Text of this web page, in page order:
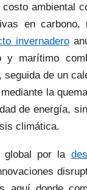
ambiental
en carbono,
invernadero
marítimo
de un
la
de energía,
climática.
global por la